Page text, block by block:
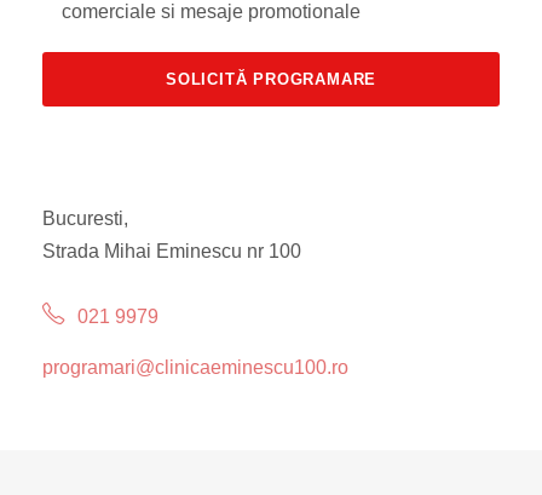
comerciale si mesaje promotionale
Bucuresti,
Strada Mihai Eminescu nr 100
021 9979
programari@clinicaeminescu100.ro